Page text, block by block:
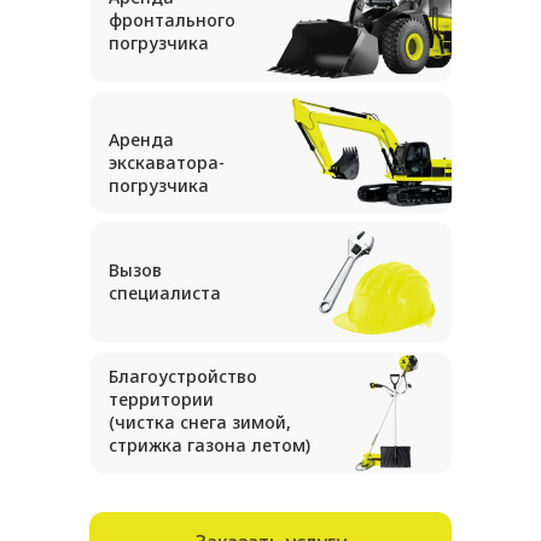
фронтального
погрузчика
Аренда
экскаватора-
погрузчика
Вызов
специалиста
Благоустройство
территории
(чистка снега зимой,
стрижка газона летом)